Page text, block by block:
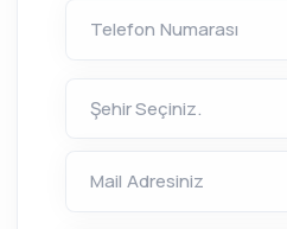
Telefon Numarası
Mail Adresiniz